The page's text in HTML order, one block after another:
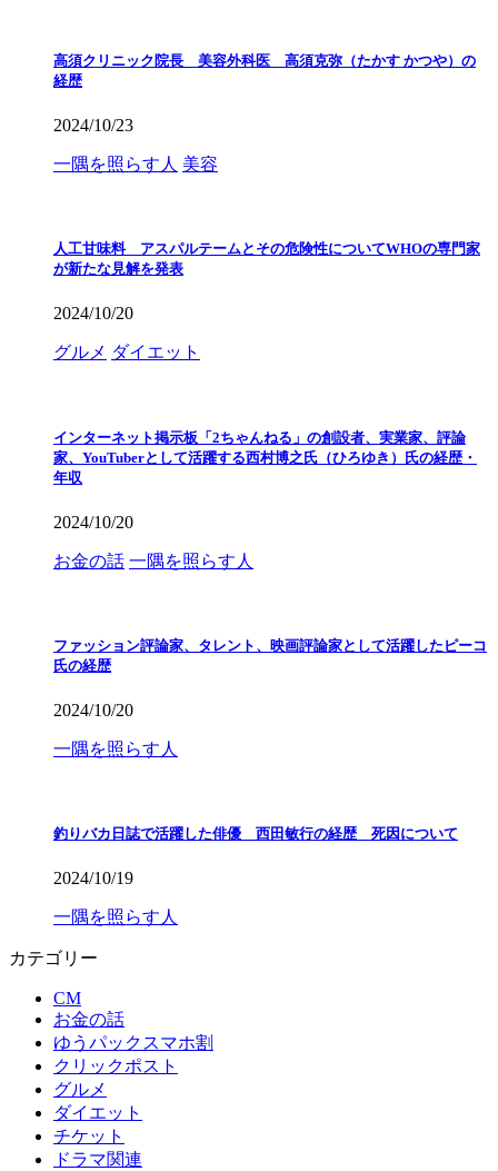
高須クリニック院長 美容外科医 高須克弥（たかす かつや）の
経歴
2024/10/23
一隅を照らす人 美容
人工甘味料 アスパルテームとその危険性についてWHOの専門家
が新たな見解を発表
2024/10/20
グルメ ダイエット
インターネット掲示板「2ちゃんねる」の創設者、実業家、評論
家、YouTuberとして活躍する西村博之氏（ひろゆき）氏の経歴・
年収
2024/10/20
お金の話 一隅を照らす人
ファッション評論家、タレント、映画評論家として活躍したピーコ
氏の経歴
2024/10/20
一隅を照らす人
釣りバカ日誌で活躍した俳優 西田敏行の経歴 死因について
2024/10/19
一隅を照らす人
カテゴリー
CM
お金の話
ゆうパックスマホ割
クリックポスト
グルメ
ダイエット
チケット
ドラマ関連